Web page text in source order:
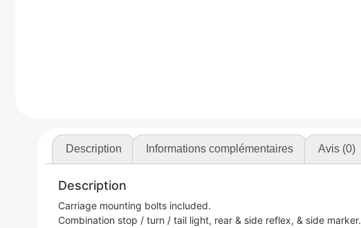
Description Informations complémentaires Avis (0)
Description
Carriage mounting bolts included.
Combination stop / turn / tail light, rear & side reflex, & side marker.